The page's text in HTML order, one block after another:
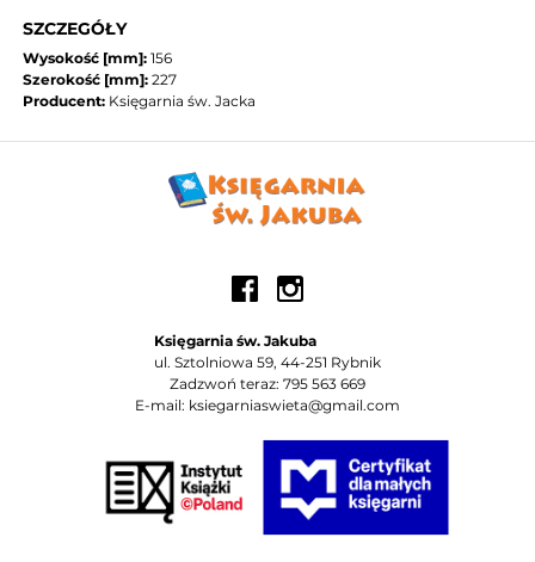
SZCZEGÓŁY
Wysokość [mm]: 156
Szerokość [mm]: 227
Producent: Księgarnia św. Jacka
Księgarnia św. Jakuba
ul. Sztolniowa 59, 44-251 Rybnik
Zadzwoń teraz: 795 563 669
E-mail: ksiegarniaswieta@gmail.com